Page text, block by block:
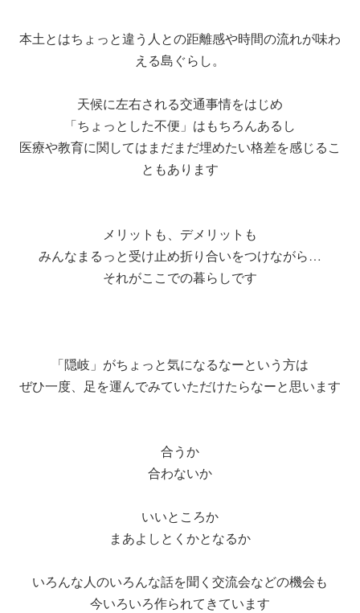
本土とはちょっと違う人との距離感や時間の流れが味わ
える島ぐらし。
天候に左右される交通事情をはじめ
「ちょっとした不便」はもちろんあるし
医療や教育に関してはまだまだ埋めたい格差を感じるこ
ともあります
メリットも、デメリットも
みんなまるっと受け止め折り合いをつけながら…
それがここでの暮らしです
「隠岐」がちょっと気になるなーという方は
ぜひ一度、足を運んでみていただけたらなーと思います
合うか
合わないか
いいところか
まあよしとくかとなるか
いろんな人のいろんな話を聞く交流会などの機会も
今いろいろ作られてきています